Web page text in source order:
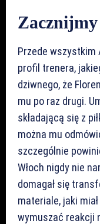
Przede wszystkim
profil trenera,
dziwnego, że
mu po raz drugi.
składającą się z
można mu
szczególnie
Włoch nigdy nie
domagał się
materiale, jaki
wymuszać reakcji